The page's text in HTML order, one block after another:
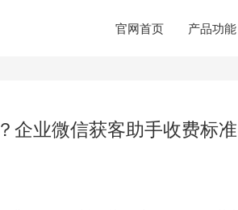
官网首页 产品功能
企业微信获客助手收费标准